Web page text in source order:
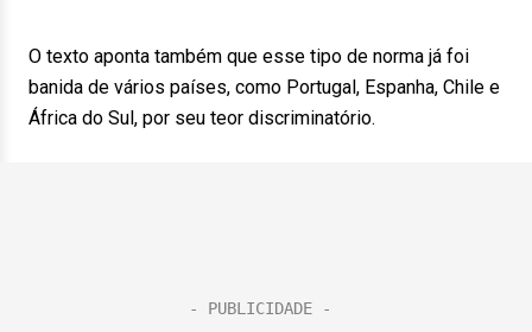
O texto aponta também que esse tipo de norma já foi
banida de vários países, como Portugal, Espanha, Chile e
África do Sul, por seu teor discriminatório.